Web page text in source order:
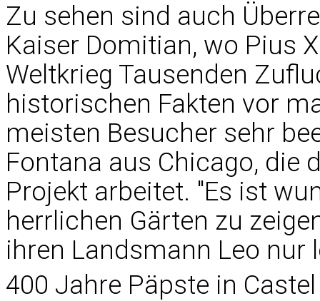
Zu sehen sind auch
Kaiser Domitian, wo Pius
Weltkrieg Tausenden
historischen Fakten vor
meisten Besucher sehr
Fontana aus Chicago, die
Projekt arbeitet. "Es ist
herrlichen Gärten zu
ihren Landsmann Leo nur
400 Jahre Päpste in